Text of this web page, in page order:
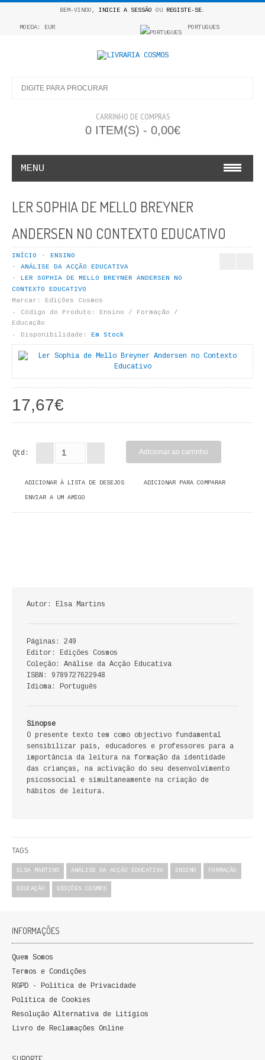
BEM-VINDO, INICIE A SESSÃO OU REGISTE-SE.
MOEDA: EUR PORTUGUES
CARRINHO DE COMPRAS
0 ITEM(S) - 0,00€
MENU
COLEÇÃO APRENDE A COLORIR
LIVROS DE PINTAR
INFANTO - JUVENIL
ANTROPOLOGIA E SOCIOLOGIA
COLEÇÃO RAÍZES
ARQUITECTURA
ARTE
CIÊNCIA POLÍTICA
COSMOS DIREITO
COLEÇÃO PONTO E VÍRGULA
HISTÓRIA
PRÉ-HISTÓRIA
LITERATURA
BIOGRAFIA
POESIA E TEATRO
CIÊNCIA POLITICA
COLEÇÃO ATENA
LER SOPHIA DE MELLO BREYNER
ANDERSEN NO CONTEXTO EDUCATIVO
INÍCIO
ENSINO
ANÁLISE DA ACÇÃO EDUCATIVA
LER SOPHIA DE MELLO BREYNER ANDERSEN NO
CONTEXTO EDUCATIVO
Marcar:
Edições Cosmos
Código do Produto:
Ensino / Formação /
Educação
Disponibilidade:
Em Stock
17,67€
Qtd:
ADICIONAR À LISTA DE DESEJOS ADICIONAR PARA COMPARAR
ENVIAR A UM AMIGO
Autor: Elsa Martins
Páginas: 249
Editor: Edições Cosmos
Coleção: Análise da Acção Educativa
ISBN: 9789727622948
Idioma: Português
Sinopse
O presente texto tem como objectivo fundamental
sensibilizar pais, educadores e professores para a
importância da leitura na formação da identidade
das crianças, na activação do seu desenvolvimento
psicossocial e simultaneamente na criação de
hábitos de leitura.
TAGS:
ELSA MARTINS ANÁLISE DA ACÇÃO EDUCATIVA ENSINO FORMAÇÃO
EDUCAÇÃO EDIÇÕES COSMOS
INFORMAÇÕES
Quem Somos
Termos e Condições
RGPD - Política de Privacidade
Política de Cookies
Resolução Alternativa de Litígios
Livro de Reclamações Online